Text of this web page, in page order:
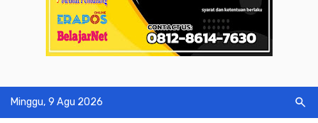
Minggu, 9 Agu 2026 search